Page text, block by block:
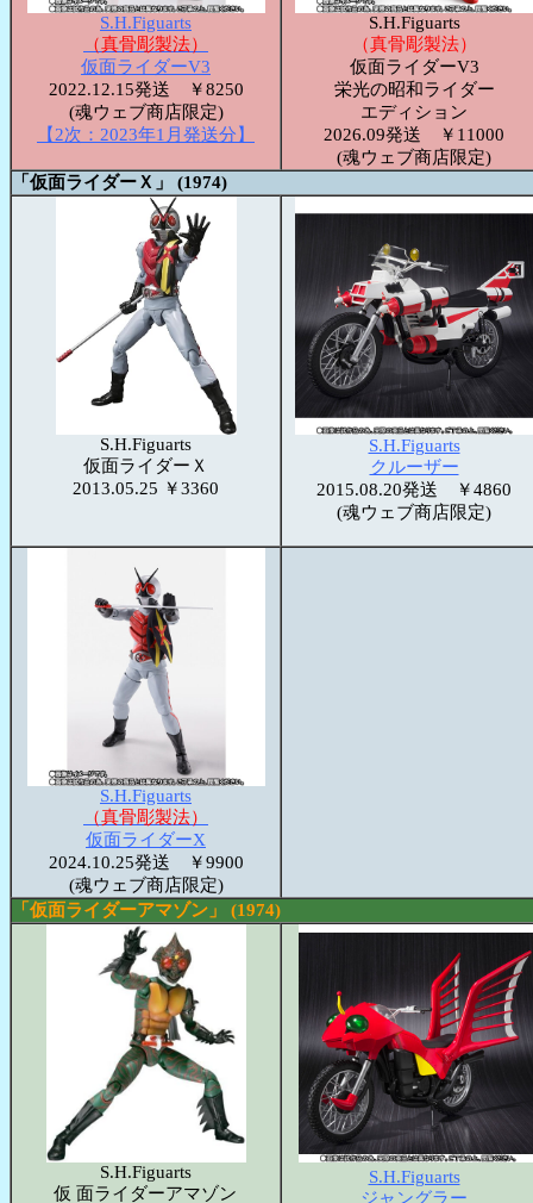
S.H.Figuarts
（真骨彫製法）
仮面ライダーV3
2022.12.15発送 ￥8250
(魂ウェブ商店限定)
【2次：2023年1月発送分】
S.H.Figuarts
（真骨彫製法）
仮面ライダーV3
栄光の昭和ライダー
エディション
2026.09発送 ￥11000
(魂ウェブ商店限定)
「仮面ライダーＸ」 (1974)
S.H.Figuarts
仮面ライダーＸ
2013.05.25 ￥3360
S.H.Figuarts
クルーザー
2015.08.20発送 ￥4860
(魂ウェブ商店限定)
S.H.Figuarts
（真骨彫製法）
仮面ライダーX
2024.10.25発送 ￥9900
(魂ウェブ商店限定)
「仮面ライダーアマゾン」 (1974)
S.H.Figuarts
仮 面ライダーアマゾン
S.H.Figuarts
ジャングラー